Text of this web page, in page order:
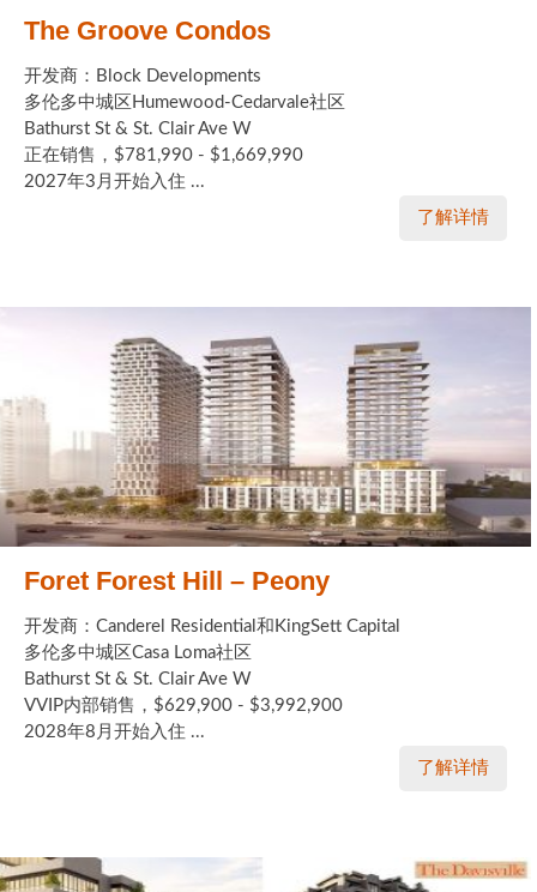
The Groove Condos
开发商：Block Developments
多伦多中城区Humewood-Cedarvale社区
Bathurst St & St. Clair Ave W
正在销售，$781,990 - $1,669,990
2027年3月开始入住 ...
了解详情
Foret Forest Hill – Peony
开发商：Canderel Residential和KingSett Capital
多伦多中城区Casa Loma社区
Bathurst St & St. Clair Ave W
VVIP内部销售，$629,900 - $3,992,900
2028年8月开始入住 ...
了解详情